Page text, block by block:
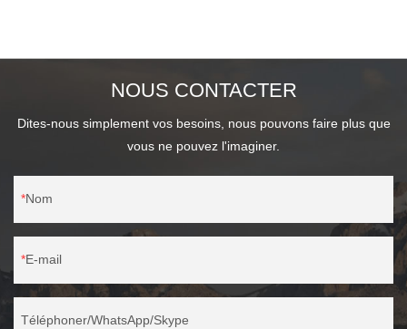
canne à sucre est une plante annuelle à rhizome, la longueur
moyenne des fibres est généralement de 1047 à 3,04 mm. Après
celle de la fibre de bois dur, soit de 1,0 à 2,34 mm.
NOUS CONTACTER
Dites-nous simplement vos besoins, nous pouvons faire plus que
vous ne pouvez l'imaginer.
Nom
E-mail
Téléphoner/WhatsApp/Skype